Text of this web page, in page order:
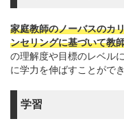
家庭教師のノーバスのカ
ンセリングに基づいて教
の理解度や目標のレベル
に学力を伸ばすことができ
学習